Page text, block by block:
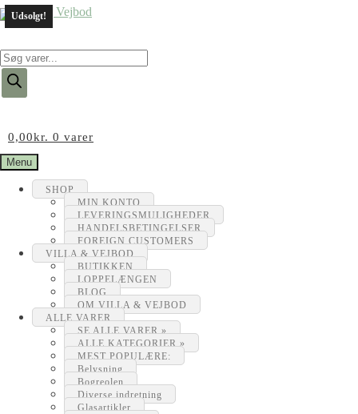
Products
search
0,00kr. 0 varer
Menu
SHOP
MIN KONTO
LEVERINGSMULIGHEDER
HANDELSBETINGELSER
FOREIGN CUSTOMERS
VILLA & VEJBOD
BUTIKKEN
LOPPELÆNGEN
BLOG
OM VILLA & VEJBOD
ALLE VARER
SE ALLE VARER »
ALLE KATEGORIER »
MEST POPULÆRE:
Belysning
Bogreolen
Diverse indretning
Glasartikler
Udsolgt!